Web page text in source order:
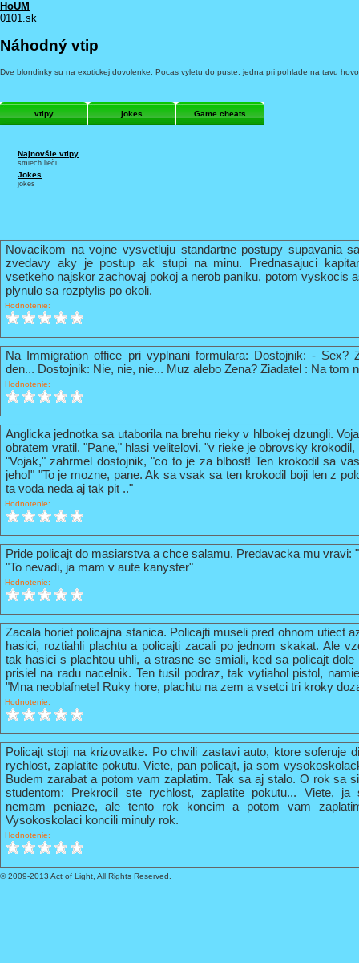
HoUM
0101.sk
Náhodný vtip
Dve blondinky su na exotickej dovolenke. Pocas vyletu do puste, jedna pri pohlade na tavu
vtipy jokes Game cheats
Najnovšie vtipy
smiech lieči
Jokes
jokes
Novacikom na vojne vysvetluju standartne postupy supavania
zvedavy aky je postup ak stupi na minu. Prednasajuci
vsetkeho najskor zachovaj pokoj a nerob paniku, potom vyskocis
plynulo sa rozptylis po okoli.
Hodnotenie:
Na Immigration office pri vyplnani formulara: Dostojnik: - Sex?
den... Dostojnik: Nie, nie, nie... Muz alebo Zena? Ziadatel : Na tom
Hodnotenie:
Anglicka jednotka sa utaborila na brehu rieky v hlbokej dzungli.
obratem vratil. "Pane," hlasi velitelovi, "v rieke je obrovsky
"Vojak," zahrmel dostojnik, "co to je za blbost! Ten krokodil sa
jeho!" "To je mozne, pane. Ak sa vsak sa ten krokodil boji len z
ta voda neda aj tak pit .."
Hodnotenie:
Pride policajt do masiarstva a chce salamu. Predavacka mu vravi:
"To nevadi, ja mam v aute kanyster"
Hodnotenie:
Zacala horiet policajna stanica. Policajti museli pred ohnom utiect
hasici, roztiahli plachtu a policajti zacali po jednom skakat. Ale
tak hasici s plachtou uhli, a strasne se smiali, ked sa policajt
prisiel na radu nacelnik. Ten tusil podraz, tak vytiahol pistol,
"Mna neoblafnete! Ruky hore, plachtu na zem a vsetci tri kroky
Hodnotenie:
Policajt stoji na krizovatke. Po chvili zastavi auto, ktore soferuje
rychlost, zaplatite pokutu. Viete, pan policajt, ja som
Budem zarabat a potom vam zaplatim. Tak sa aj stalo. O rok sa
studentom: Prekrocil ste rychlost, zaplatite pokutu... Viete,
nemam peniaze, ale tento rok koncim a potom vam
Vysokoskolaci koncili minuly rok.
Hodnotenie:
© 2009-2013 Act of Light, All Rights Reserved.